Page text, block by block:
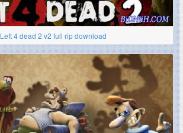
Left 4 dead 2 v2 full rip download